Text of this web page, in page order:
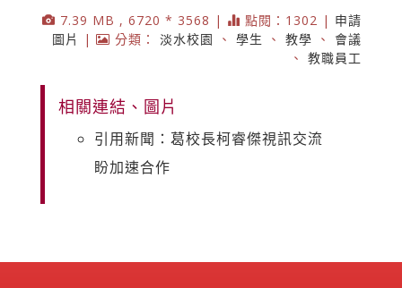
7.39 MB , 6720 * 3568 | 點閱：1302 | 申請
圖片
| 分類： 淡水校園 、 學生 、 教學 、 會議
、 教職員工
相關連結、圖片
引用新聞：葛校長柯睿傑視訊交流
盼加速合作